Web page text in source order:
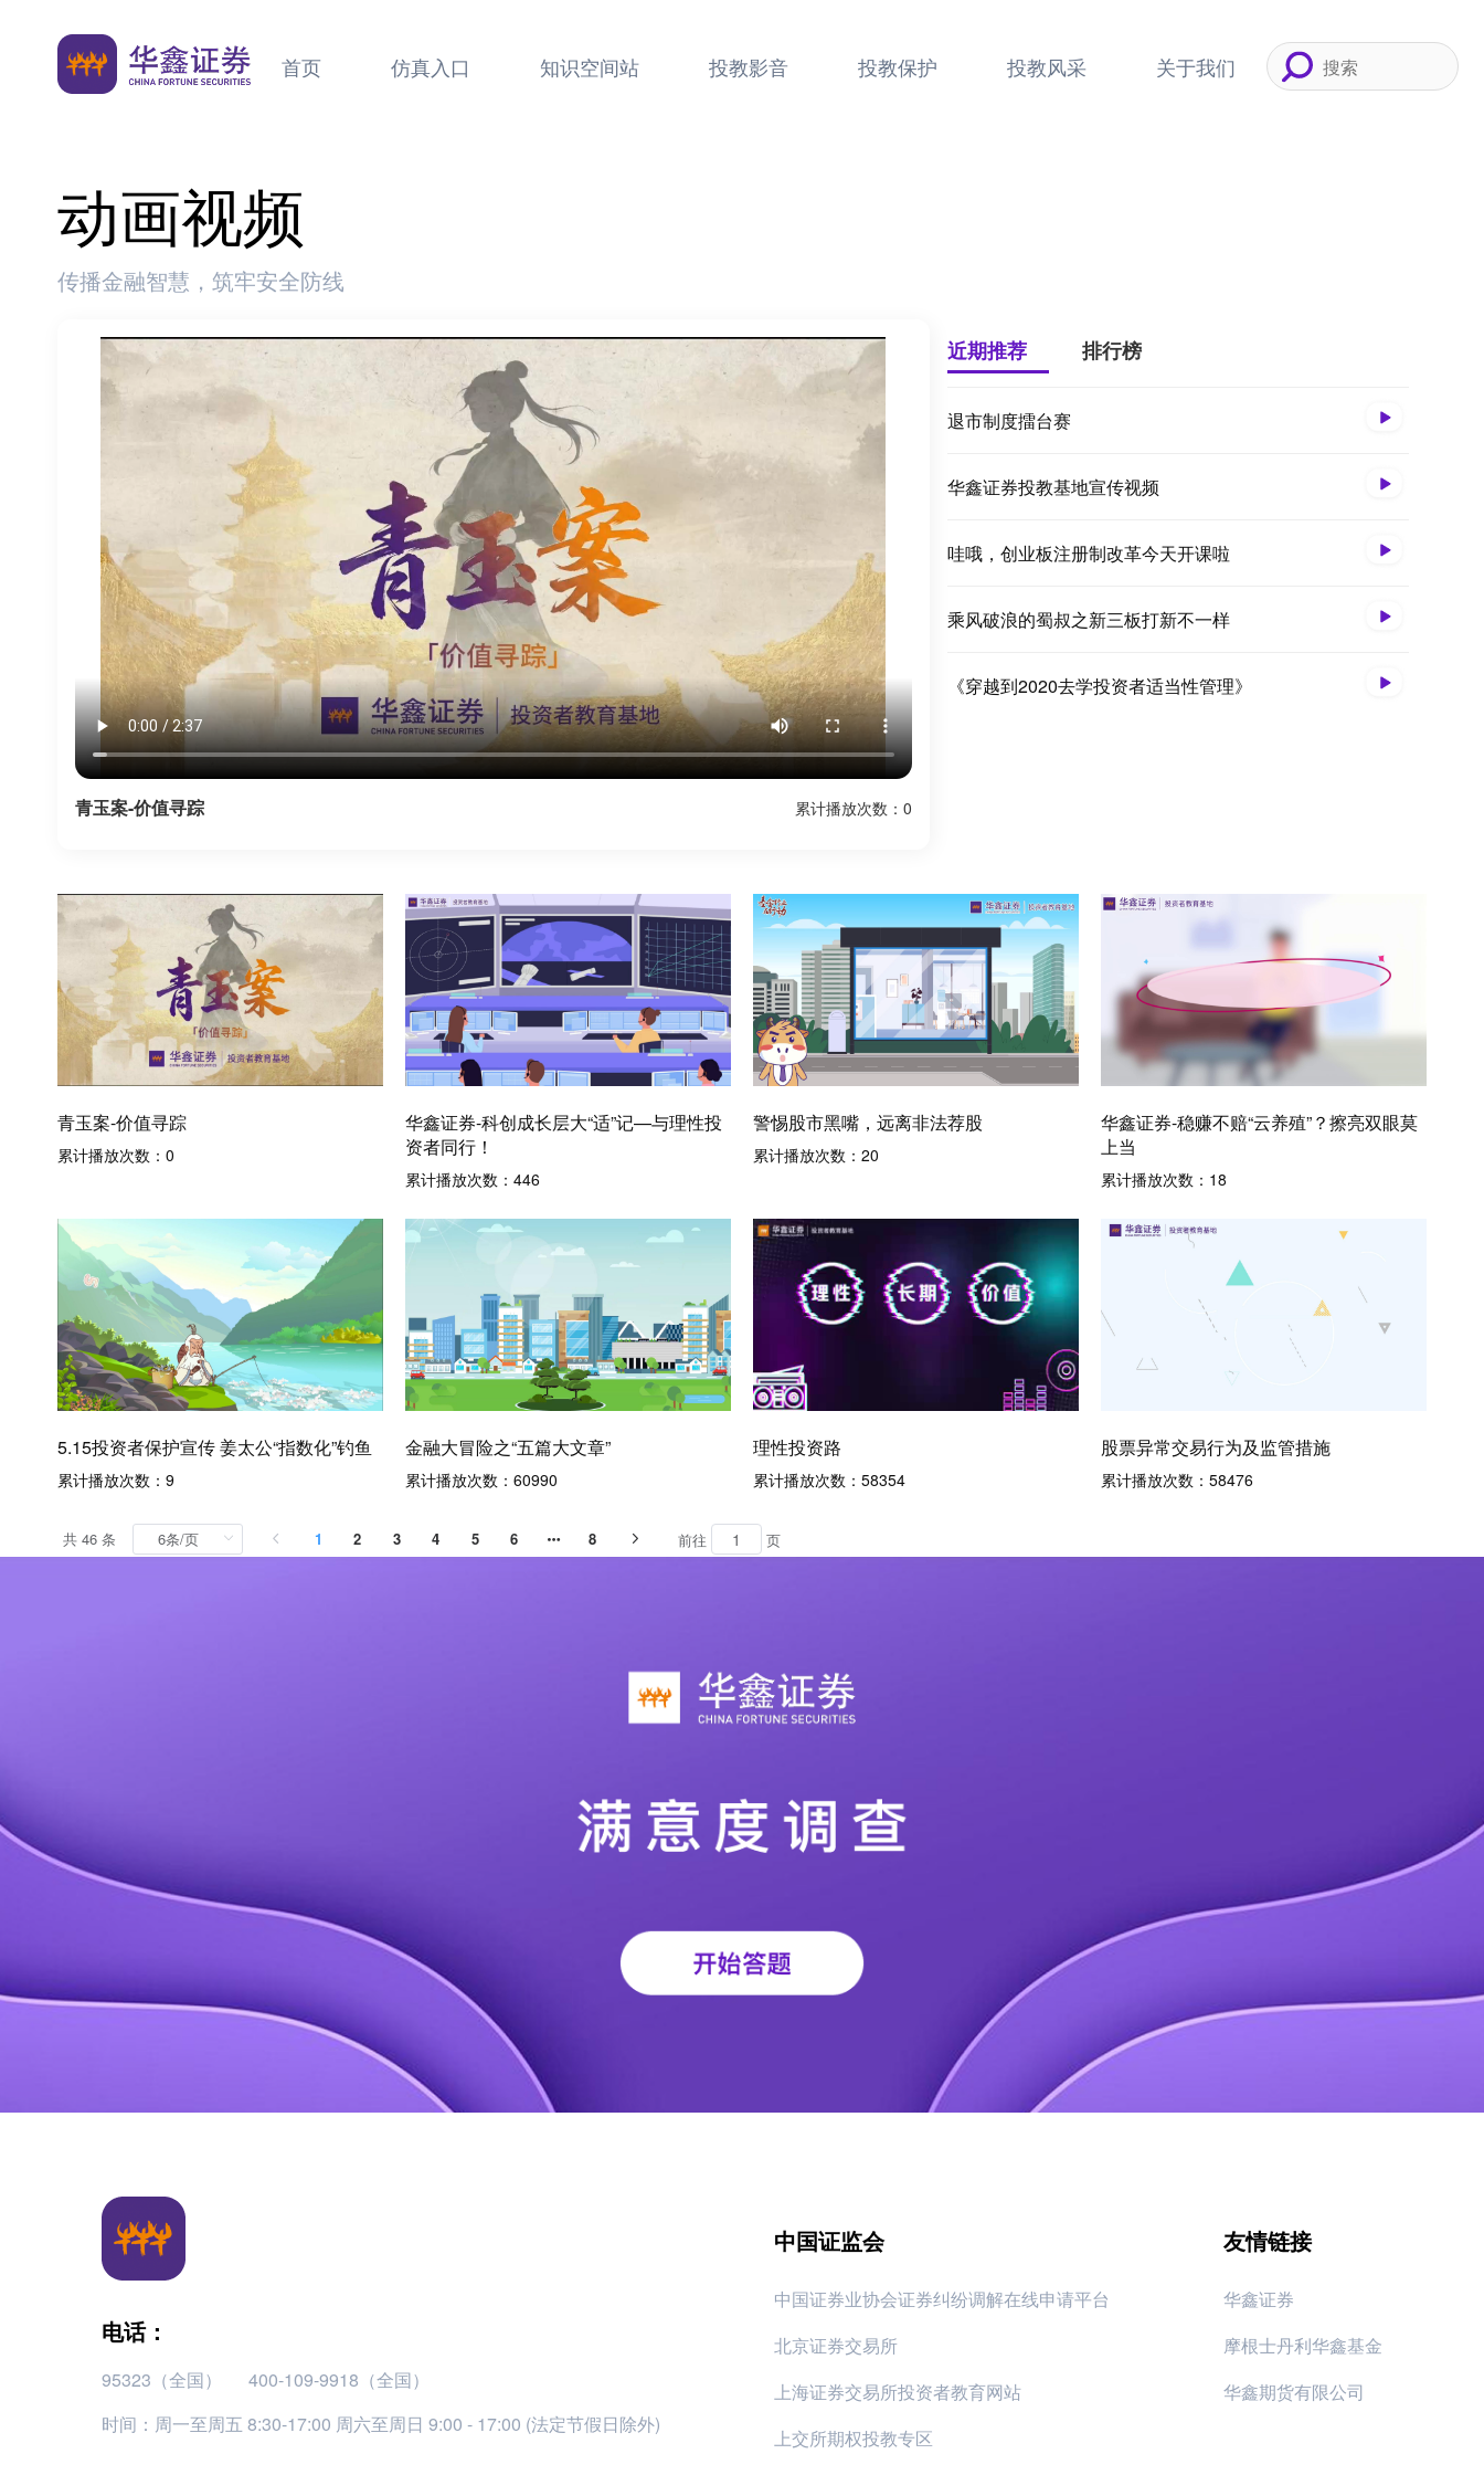
首页 仿真入口 知识空间站 投教影音 投教保护 投教风采 关于我们
动画视频
传播金融智慧，筑牢安全防线
青玉案-价值寻踪 累计播放次数： 0
近期推荐 排行榜
退市制度擂台赛
华鑫证券投教基地宣传视频
哇哦，创业板注册制改革今天开课啦
乘风破浪的蜀叔之新三板打新不一样
《穿越到2020去学投资者适当性管理》
青玉案-价值寻踪
累计播放次数： 0
华鑫证券-科创成长层大“适”记—与理性投
资者同行！
累计播放次数： 446
警惕股市黑嘴，远离非法荐股
累计播放次数： 20
华鑫证券-稳赚不赔“云养殖”？擦亮双眼莫
上当
累计播放次数： 18
5.15投资者保护宣传 姜太公“指数化”钓鱼
累计播放次数： 9
金融大冒险之“五篇大文章”
累计播放次数： 60990
理性投资路
累计播放次数： 58354
股票异常交易行为及监管措施
累计播放次数： 58476
共 46 条 1 2 3 4 5 6 8 前往 页
电话：
95323（全国）
400-109-9918（全国）
时间：周一至周五 8:30-17:00 周六至周日 9:00 - 17:00 (法定节假日除外)
中国证监会
中国证券业协会证券纠纷调解在线申请平台
北京证券交易所
上海证券交易所投资者教育网站
上交所期权投教专区
友情链接
华鑫证券
摩根士丹利华鑫基金
华鑫期货有限公司